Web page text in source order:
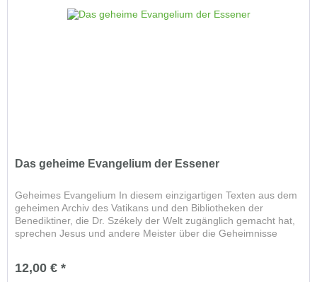
Das geheime Evangelium der Essener
Geheimes Evangelium In diesem einzigartigen Texten aus dem
geheimen Archiv des Vatikans und den Bibliotheken der
Benediktiner, die Dr. Székely der Welt zugänglich gemacht hat,
sprechen Jesus und andere Meister über die Geheimnisse
12,00 € *